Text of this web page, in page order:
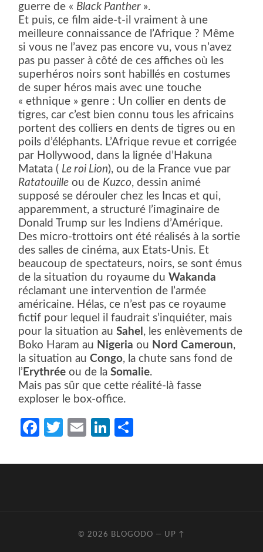
guerre de « Black Panther ».
Et puis, ce film aide-t-il vraiment à une
meilleure connaissance de l’Afrique ? Même
si vous ne l’avez pas encore vu, vous n’avez
pas pu passer à côté de ces affiches où les
superhéros noirs sont habillés en costumes
de super héros mais avec une touche
« ethnique » genre : Un collier en dents de
tigres, car c’est bien connu tous les africains
portent des colliers en dents de tigres ou en
poils d’éléphants. L’Afrique revue et corrigée
par Hollywood, dans la lignée d’Hakuna
Matata ( Le roi Lion), ou de la France vue par
Ratatouille ou de Kuzco, dessin animé
supposé se dérouler chez les Incas et qui,
apparemment, a structuré l’imaginaire de
Donald Trump sur les Indiens d’Amérique.
Des micro-trottoirs ont été réalisés à la sortie
des salles de cinéma, aux Etats-Unis. Et
beaucoup de spectateurs, noirs, se sont émus
de la situation du royaume du Wakanda
réclamant une intervention de l’armée
américaine. Hélas, ce n’est pas ce royaume
fictif pour lequel il faudrait s’inquiéter, mais
pour la situation auSahel , les enlèvements de
Boko Haram au Nigeria ou Nord Cameroun,
la situation auCongo, la chute sans fond de
l’ Erythrée ou de laSomalie.
Mais pas sûr que cette réalité-là fasse
exploser le box-office.
Facebook
Twitter
EmailLinkedIn
© 2026 BLOGODO — UP ↑